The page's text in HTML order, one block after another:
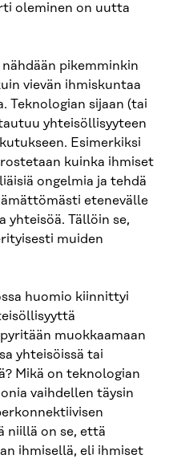
oleminen on uutta
pikemminkin
vievän ihmiskuntaa
Teknologian sijaan (tai
yhteisöllisyyteen
Esimerkiksi
kuinka ihmiset
ongelmia ja tehdä
etenevälle
yhteisöä. Tällöin se,
muiden
huomio kiinnittyi
muokkaamaan
yhteisöissä tai
Mikä on teknologian
vaihdellen täysin
niillä on se, että
ihmisellä, eli ihmiset